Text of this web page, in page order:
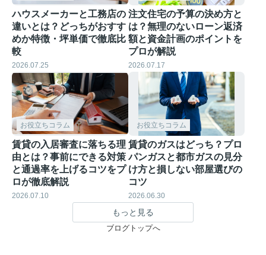
ハウスメーカーと工務店の
違いとは？どっちがおすす
めか特徴・坪単価で徹底比
較
2026.07.25
注文住宅の予算の決め方と
は？無理のないローン返済
額と資金計画のポイントを
プロが解説
2026.07.17
お役立ちコラム
賃貸の入居審査に落ちる理
由とは？事前にできる対策
と通過率を上げるコツをプ
ロが徹底解説
2026.07.10
お役立ちコラム
賃貸のガスはどっち？プロ
パンガスと都市ガスの見分
け方と損しない部屋選びの
コツ
2026.06.30
もっと見る
ブログトップへ